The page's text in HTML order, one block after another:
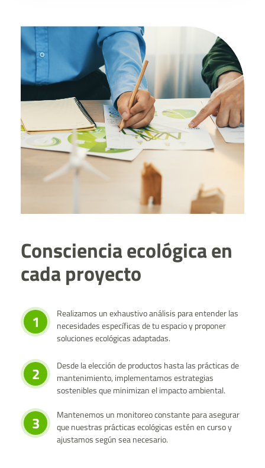
Consciencia ecológica en
cada proyecto
1
Realizamos un exhaustivo análisis para entender las
necesidades específicas de tu espacio y proponer
soluciones ecológicas adaptadas.
2
Desde la elección de productos hasta las prácticas de
mantenimiento, implementamos estrategias
sostenibles que minimizan el impacto ambiental.
3
Mantenemos un monitoreo constante para asegurar
que nuestras prácticas ecológicas estén en curso y
ajustamos según sea necesario.